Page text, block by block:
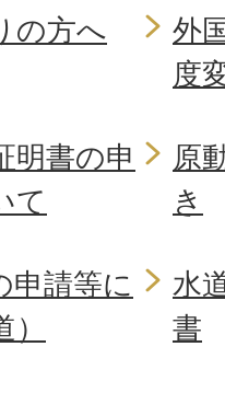
の方へ
外
度
明書の申
て
原
き
申請等に
水
書